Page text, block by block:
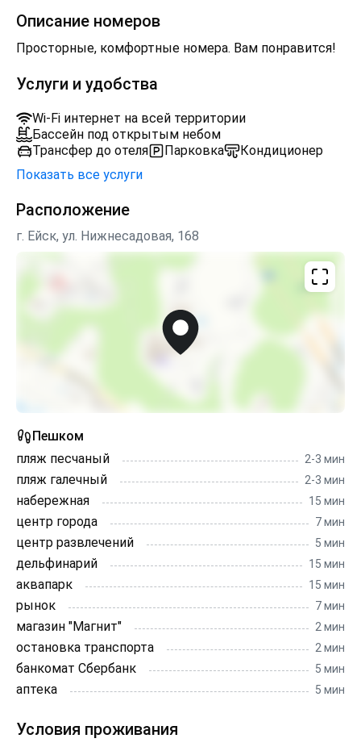
Описание номеров
Просторные, комфортные номера. Вам понравится!
Услуги и удобства
Wi-Fi интернет на всей территории
Бассейн под открытым небом
Трансфер до отеля
Парковка
Кондиционер
Показать все услуги
Расположение
г. Ейск, ул. Нижнесадовая, 168
Пешком
пляж песчаный
2-3 мин
пляж галечный 2-3 мин
набережная 15 мин
центр города 7 мин
центр развлечений 5 мин
дельфинарий 15 мин
аквапарк 15 мин
рынок 7 мин
магазин "Магнит" 2 мин
остановка транспорта 2 мин
банкомат Сбербанк 5 мин
аптека 5 мин
Условия проживания